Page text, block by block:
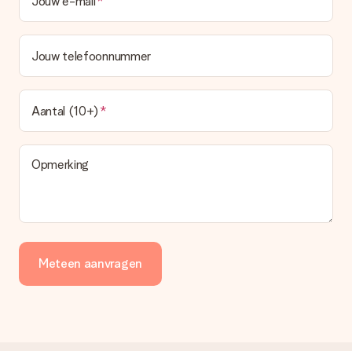
Jouw telefoonnummer
Aantal (10+)
Opmerking
Meteen aanvragen